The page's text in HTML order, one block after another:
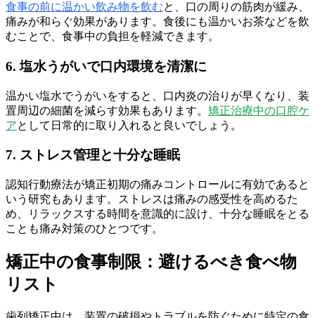
食事の前に温かい飲み物を飲むと、口の周りの筋肉が緩み、
痛みが和らぐ効果があります。食後にも温かいお茶などを飲
むことで、食事中の負担を軽減できます。
6. 塩水うがいで口内環境を清潔に
温かい塩水でうがいをすると、口内炎の治りが早くなり、装
置周辺の細菌を減らす効果もあります。 矯正治療中の口腔ケ
アとして日常的に取り入れると良いでしょう。
7. ストレス管理と十分な睡眠
認知行動療法が矯正初期の痛みコントロールに有効であると
いう研究もあります。ストレスは痛みの感受性を高めるた
め、リラックスする時間を意識的に設け、十分な睡眠をとる
ことも痛み対策のひとつです。
矯正中の食事制限：避けるべき食べ物
リスト